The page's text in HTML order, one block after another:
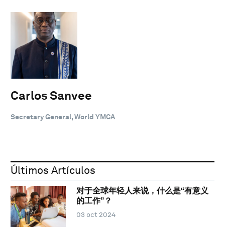
Carlos Sanvee
Secretary General, World YMCA
Últimos Artículos
对于全球年轻人来说，什么是“有意义
的工作”？
03 oct 2024